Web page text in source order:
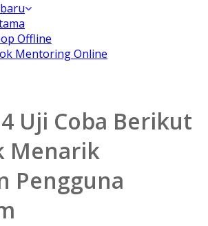
Offline
Mentoring Online
Uji Coba Berikut
Menarik
Pengguna